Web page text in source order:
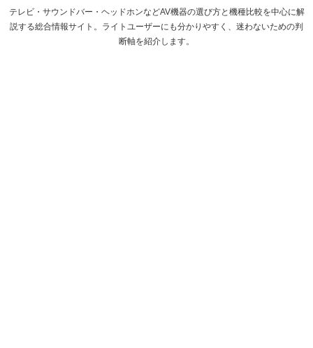
テレビ・サウンドバー・ヘッドホンなどAV機器の選び方と機種比較を中心に解
説する総合情報サイト。ライトユーザーにも分かりやすく、迷わないための判
断軸を紹介します。